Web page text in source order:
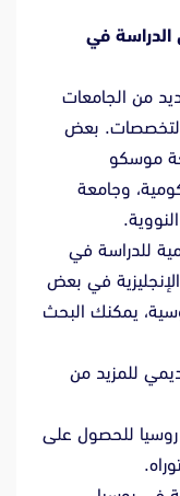
في
من الجامعات
التخصصات. بعض
موسكو
وجامعة
للدراسة في
في بعض
يمكنك البحث
للمزيد من
روسيا للحصول على